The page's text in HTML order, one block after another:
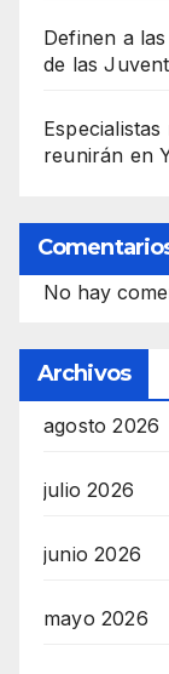
Definen a
de las
reunirán en
No hay
Archivos
agosto 2026
julio 2026
junio 2026
mayo 2026